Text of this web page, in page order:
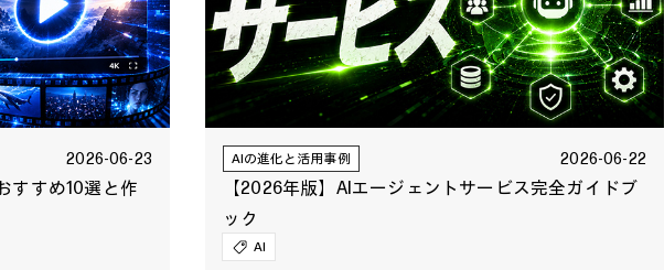
2026-06-23
すすめ10選と作
AIの進化と活用事例 2026-06-22
【2026年版】AIエージェントサービス完全ガイドブ
ック
AI